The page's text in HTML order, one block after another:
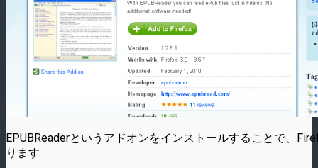
EPUBReaderというアドオンをインストールすることで、
ります